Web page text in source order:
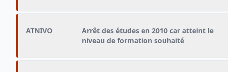
ATNIVO
Arrêt des études en 2010 car atteint le
niveau de formation souhaité